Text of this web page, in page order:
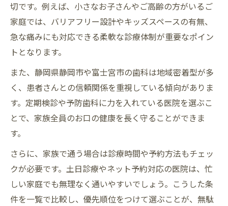
ト
口コミ情報を一覧利用で活かすテクニック
ネット予約対応の歯科を賢く探す方法
ネット予約できる歯科医院の見つけ方
富士宮 歯医者 ネット予約で手間を省く方法
歯科のネット予約活用で家族の負担軽減
一覧からネット予約対応歯科を選ぶコツ
口コミで分かる歯科医院の本当の評判
富士宮市 評判の いい 歯医者を口コミで探す
口コミ情報でヤブ歯医者リストを回避
切です。例えば、小さなお子さんやご高齢の方がいるご
家庭では、バリアフリー設計やキッズスペースの有無、
急な痛みにも対応できる柔軟な診療体制が重要なポイン
トとなります。
また、静岡県静岡市や富士宮市の歯科は地域密着型が多
く、患者さんとの信頼関係を重視している傾向がありま
す。定期検診や予防歯科に力を入れている医院を選ぶこ
とで、家族全員のお口の健康を長く守ることができま
す。
さらに、家族で通う場合は診療時間や予約方法もチェッ
クが必要です。土日診療やネット予約対応の医院は、忙
しい家庭でも無理なく通いやすいでしょう。こうした条
件を一覧で比較し、優先順位をつけて選ぶことが、無駄